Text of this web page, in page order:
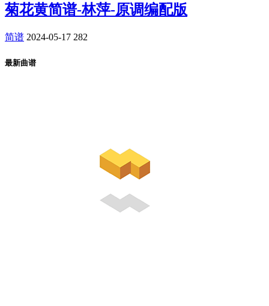
菊花黄简谱-林萍-原调编配版
简谱 2024-05-17 282
最新曲谱